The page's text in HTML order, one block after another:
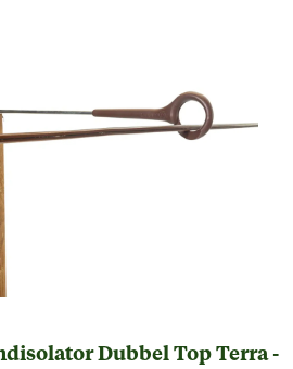
Dubbel Top Terra -